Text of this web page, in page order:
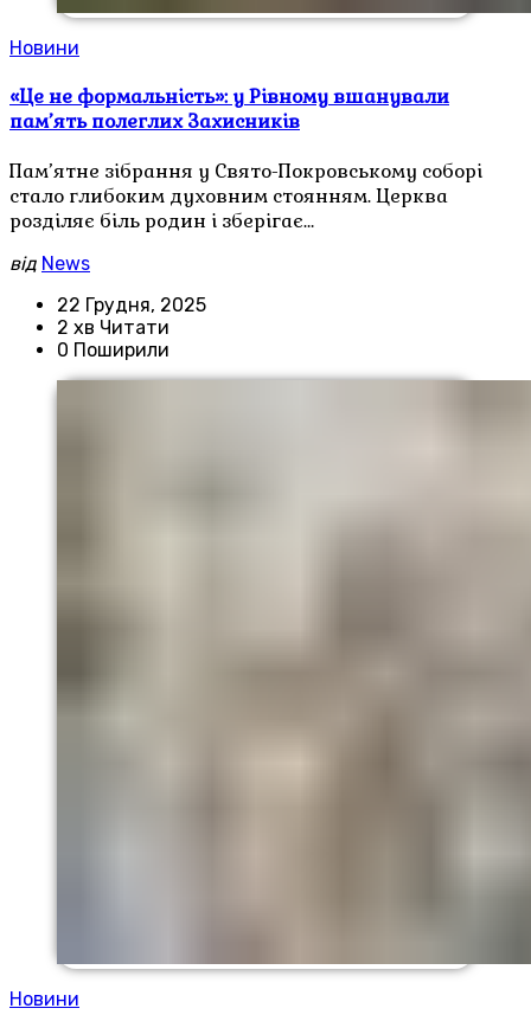
Новини
«Це не формальність»: у Рівному вшанували
пам’ять полеглих Захисників
Пам’ятне зібрання у Свято-Покровському соборі
стало глибоким духовним стоянням. Церква
розділяє біль родин і зберігає…
від News
22 Грудня, 2025
2 хв Читати
0 Поширили
Новини